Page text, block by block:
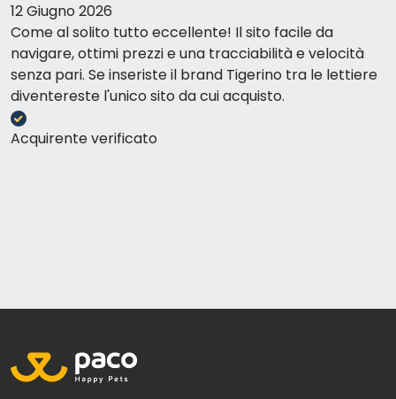
12 Giugno 2026
Come al solito tutto eccellente! Il sito facile da
navigare, ottimi prezzi e una tracciabilità e velocità
senza pari. Se inseriste il brand Tigerino tra le lettiere
diventereste l'unico sito da cui acquisto.
Acquirente verificato